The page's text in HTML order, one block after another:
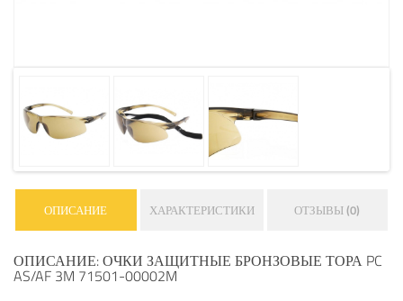
ОПИСАНИЕ ХАРАКТЕРИСТИКИ ОТЗЫВЫ (0)
ОПИСАНИЕ: ОЧКИ ЗАЩИТНЫЕ БРОНЗОВЫЕ ТОРА PC
AS/AF 3M 71501-00002M